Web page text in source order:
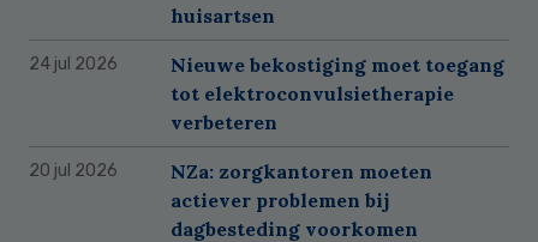
huisartsen
24 jul 2026
Nieuwe bekostiging moet toegang
tot elektroconvulsietherapie
verbeteren
20 jul 2026
NZa: zorgkantoren moeten
actiever problemen bij
dagbesteding voorkomen